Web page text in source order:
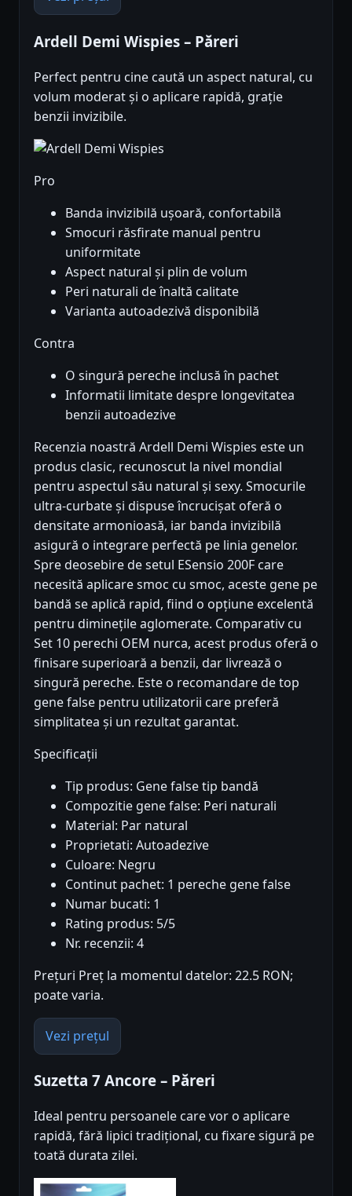
Ardell Demi Wispies – Păreri
Perfect pentru cine caută un aspect natural, cu
volum moderat și o aplicare rapidă, grație
benzii invizibile.
Pro
Banda invizibilă ușoară, confortabilă
Smocuri răsfirate manual pentru
uniformitate
Aspect natural și plin de volum
Peri naturali de înaltă calitate
Varianta autoadezivă disponibilă
Contra
O singură pereche inclusă în pachet
Informatii limitate despre longevitatea
benzii autoadezive
Recenzia noastră Ardell Demi Wispies este un
produs clasic, recunoscut la nivel mondial
pentru aspectul său natural și sexy. Smocurile
ultra-curbate și dispuse încrucișat oferă o
densitate armonioasă, iar banda invizibilă
asigură o integrare perfectă pe linia genelor.
Spre deosebire de setul ESensio 200F care
necesită aplicare smoc cu smoc, aceste gene pe
bandă se aplică rapid, fiind o opțiune excelentă
pentru diminețile aglomerate. Comparativ cu
Set 10 perechi OEM nurca, acest produs oferă o
finisare superioară a benzii, dar livrează o
singură pereche. Este o recomandare de top
gene false pentru utilizatorii care preferă
simplitatea și un rezultat garantat.
Specificații
Tip produs: Gene false tip bandă
Compozitie gene false: Peri naturali
Material: Par natural
Proprietati: Autoadezive
Culoare: Negru
Continut pachet: 1 pereche gene false
Numar bucati: 1
Rating produs: 5/5
Nr. recenzii: 4
Prețuri Preț la momentul datelor: 22.5 RON;
poate varia.
Vezi prețul
Suzetta 7 Ancore – Păreri
Ideal pentru persoanele care vor o aplicare
rapidă, fără lipici tradițional, cu fixare sigură pe
toată durata zilei.